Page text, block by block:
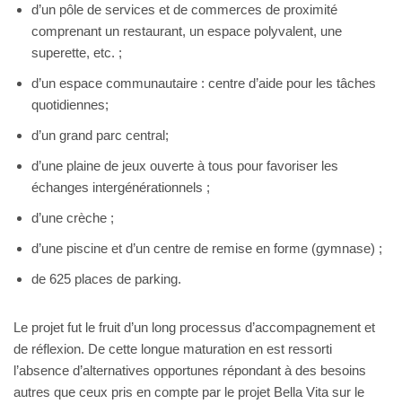
d’un pôle de services et de commerces de proximité
comprenant un restaurant, un espace polyvalent, une
superette, etc. ;
d’un espace communautaire : centre d’aide pour les tâches
quotidiennes;
d’un grand parc central;
d’une plaine de jeux ouverte à tous pour favoriser les
échanges intergénérationnels ;
d’une crèche ;
d’une piscine et d’un centre de remise en forme (gymnase) ;
de 625 places de parking.
Le projet fut le fruit d’un long processus d’accompagnement et
de réflexion. De cette longue maturation en est ressorti
l’absence d’alternatives opportunes répondant à des besoins
autres que ceux pris en compte par le projet Bella Vita sur le